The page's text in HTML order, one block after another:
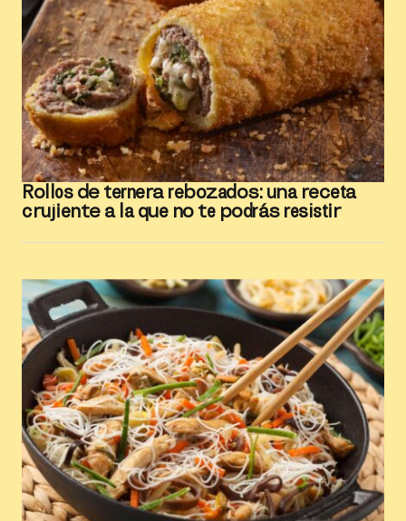
Rollos de ternera rebozados: una receta
crujiente a la que no te podrás resistir